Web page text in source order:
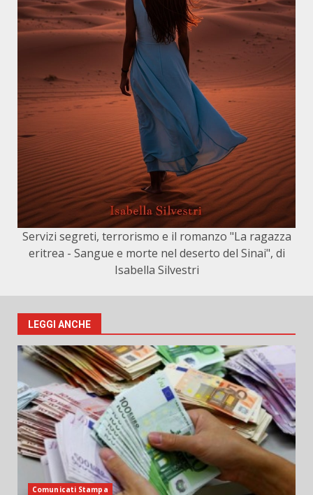
Servizi segreti, terrorismo e il romanzo "La ragazza
eritrea - Sangue e morte nel deserto del Sinai", di
Isabella Silvestri
LEGGI ANCHE
Comunicati Stampa